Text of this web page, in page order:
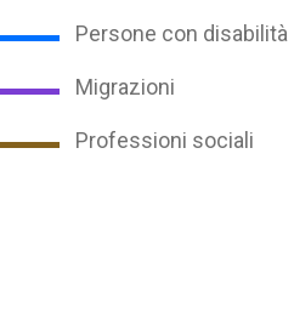
Persone con disabilità
Migrazioni
Professioni sociali